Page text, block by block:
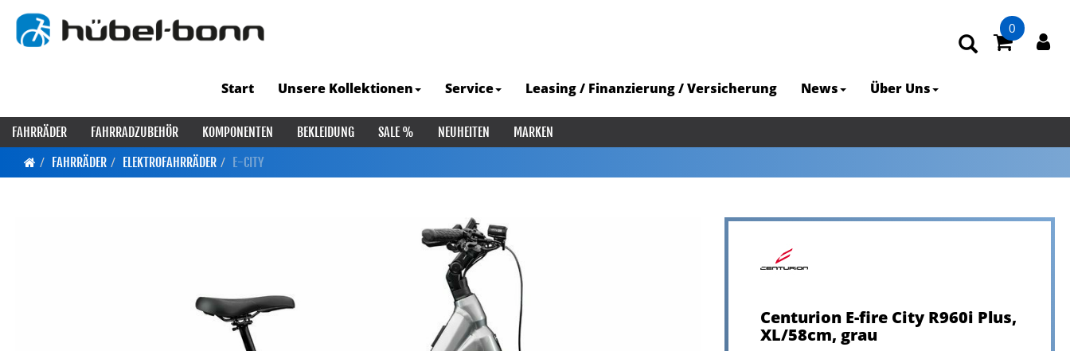
0
Start Unsere Kollektionen Service Leasing / Finanzierung / Versicherung News Über Uns
FAHRRÄDER FAHRRADZUBEHÖR KOMPONENTEN BEKLEIDUNG SALE % NEUHEITEN
MARKEN
FAHRRÄDER
ELEKTROFAHRRÄDER E-CITY
Centurion E-fire City R960i Plus,
XL/58cm, grau